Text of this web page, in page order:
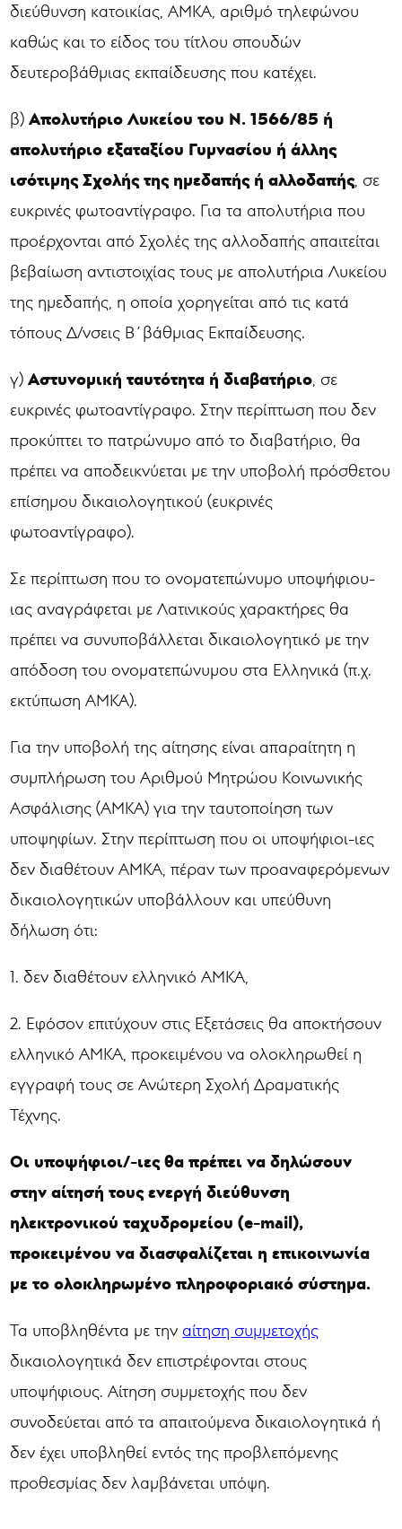
διεύθυνση κατοικίας, ΑΜΚΑ, αριθμό τηλεφώνου
καθώς και το είδος του τίτλου σπουδών
δευτεροβάθμιας εκπαίδευσης που κατέχει.
β)Απολυτήριο Λυκείου του Ν. 1566/85 ή
απολυτήριο εξαταξίου Γυμνασίου ή άλλης
ισότιμης Σχολής της ημεδαπής ή αλλοδαπής, σε
ευκρινές φωτοαντίγραφο. Για τα απολυτήρια που
προέρχονται από Σχολές της αλλοδαπής απαιτείται
βεβαίωση αντιστοιχίας τους με απολυτήρια Λυκείου
της ημεδαπής, η οποία χορηγείται από τις κατά
τόπους Δ/νσεις Β΄βάθμιας Εκπαίδευσης.
γ)Αστυνομική ταυτότητα ή διαβατήριο , σε
ευκρινές φωτοαντίγραφο. Στην περίπτωση που δεν
προκύπτει το πατρώνυμο από το διαβατήριο, θα
πρέπει να αποδεικνύεται με την υποβολή πρόσθετου
επίσημου δικαιολογητικού (ευκρινές
φωτοαντίγραφο).
Σε περίπτωση που το ονοματεπώνυμο υποψήφιου-
ιας αναγράφεται με Λατινικούς χαρακτήρες θα
πρέπει να συνυποβάλλεται δικαιολογητικό με την
απόδοση του ονοματεπώνυμου στα Ελληνικά (π.χ.
εκτύπωση ΑΜΚΑ).
Για την υποβολή της αίτησης είναι απαραίτητη η
συμπλήρωση του Αριθμού Μητρώου Κοινωνικής
Ασφάλισης (ΑΜΚΑ) για την ταυτοποίηση των
υποψηφίων. Στην περίπτωση που οι υποψήφιοι-ιες
δεν διαθέτουν ΑΜΚΑ, πέραν των προαναφερόμενων
δικαιολογητικών υποβάλλουν και υπεύθυνη
δήλωση ότι:
1. δεν διαθέτουν ελληνικό ΑΜΚΑ,
2. Εφόσον επιτύχουν στις Εξετάσεις θα αποκτήσουν
ελληνικό ΑΜΚΑ, προκειμένου να ολοκληρωθεί η
εγγραφή τους σε Ανώτερη Σχολή Δραματικής
Τέχνης.
Οι υποψήφιοι/-ιες θα πρέπει να δηλώσουν
στην αίτησή τους ενεργή διεύθυνση
ηλεκτρονικού ταχυδρομείου (e-mail),
προκειμένου να διασφαλίζεται η επικοινωνία
με το ολοκληρωμένο πληροφοριακό σύστημα.
Τα υποβληθέντα με την αίτηση συμμετοχής
δικαιολογητικά δεν επιστρέφονται στους
υποψήφιους. Αίτηση συμμετοχής που δεν
συνοδεύεται από τα απαιτούμενα δικαιολογητικά ή
δεν έχει υποβληθεί εντός της προβλεπόμενης
προθεσμίας δεν λαμβάνεται υπόψη.